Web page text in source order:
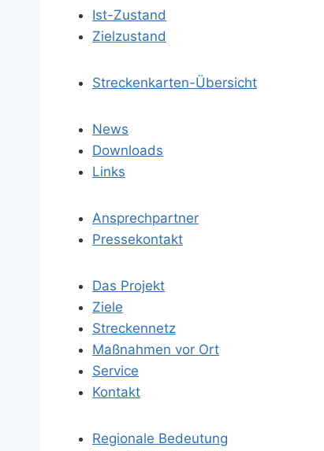
Ist-Zustand
Zielzustand
Streckenkarten-Übersicht
News
Downloads
Links
Ansprechpartner
Pressekontakt
Das Projekt
Ziele
Streckennetz
Maßnahmen vor Ort
Service
Kontakt
Regionale Bedeutung